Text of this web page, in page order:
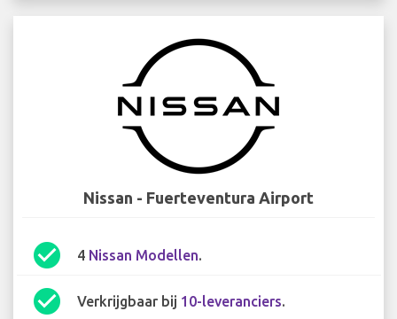
Nissan - Fuerteventura Airport
check_circle 4 Nissan Modellen.
check_circle Verkrijgbaar bij 10-leveranciers.